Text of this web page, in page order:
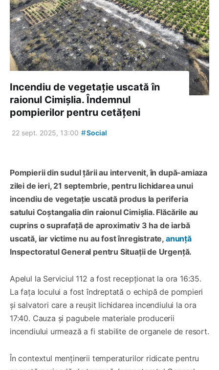
Incendiu de vegetație uscată în
raionul Cimișlia. Îndemnul
pompierilor pentru cetățeni
22 sept. 2025, 13:00 #Social
Pompierii din sudul țării au intervenit, în după-amiaza
zilei de ieri, 21 septembrie, pentru lichidarea unui
incendiu de vegetație uscată produs la periferia
satului Coștangalia din raionul Cimișlia. Flăcările au
cuprins o suprafață de aproximativ 3 ha de iarbă
uscată, iar victime nu au fost înregistrate, anunță
Inspectoratul General pentru Situații de Urgență.
Apelul la Serviciul 112 a fost recepționat la ora 16:35.
La fața locului a fost îndreptată o echipă de pompieri
și salvatori care a reușit lichidarea incendiului la ora
17:40. Cauza și pagubele materiale producerii
incendiului urmează a fi stabilite de organele de resort.
În contextul menținerii temperaturilor ridicate pentru